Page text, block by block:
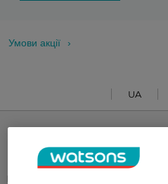
Умови акції
UA
Каталог